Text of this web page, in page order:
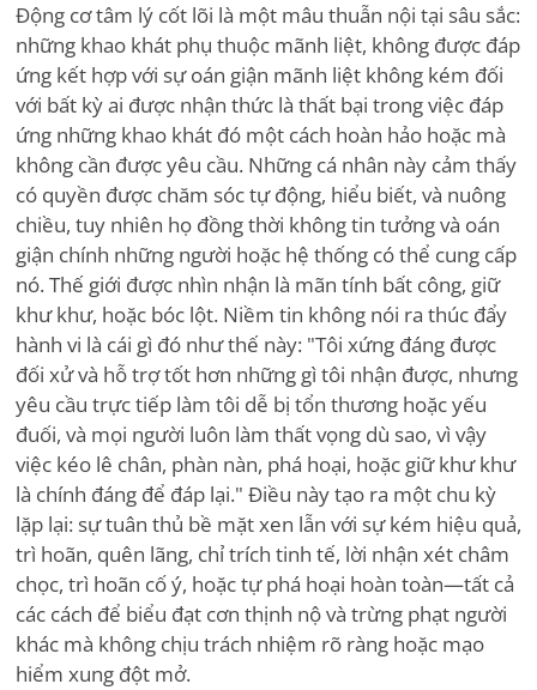
Động cơ tâm lý cốt lõi là một mâu thuẫn nội tại sâu sắc:
những khao khát phụ thuộc mãnh liệt, không được đáp
ứng kết hợp với sự oán giận mãnh liệt không kém đối
với bất kỳ ai được nhận thức là thất bại trong việc đáp
ứng những khao khát đó một cách hoàn hảo hoặc mà
không cần được yêu cầu. Những cá nhân này cảm thấy
có quyền được chăm sóc tự động, hiểu biết, và nuông
chiều, tuy nhiên họ đồng thời không tin tưởng và oán
giận chính những người hoặc hệ thống có thể cung cấp
nó. Thế giới được nhìn nhận là mãn tính bất công, giữ
khư khư, hoặc bóc lột. Niềm tin không nói ra thúc đẩy
hành vi là cái gì đó như thế này: "Tôi xứng đáng được
đối xử và hỗ trợ tốt hơn những gì tôi nhận được, nhưng
yêu cầu trực tiếp làm tôi dễ bị tổn thương hoặc yếu
đuối, và mọi người luôn làm thất vọng dù sao, vì vậy
việc kéo lê chân, phàn nàn, phá hoại, hoặc giữ khư khư
là chính đáng để đáp lại." Điều này tạo ra một chu kỳ
lặp lại: sự tuân thủ bề mặt xen lẫn với sự kém hiệu quả,
trì hoãn, quên lãng, chỉ trích tinh tế, lời nhận xét châm
chọc, trì hoãn cố ý, hoặc tự phá hoại hoàn toàn—tất cả
các cách để biểu đạt cơn thịnh nộ và trừng phạt người
khác mà không chịu trách nhiệm rõ ràng hoặc mạo
hiểm xung đột mở.